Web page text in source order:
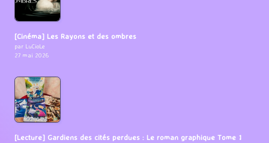
[Cinéma] Les Rayons et des ombres
par LuCioLe
27 mai 2026
[Lecture] Gardiens des cités perdues : Le roman graphique Tome 1